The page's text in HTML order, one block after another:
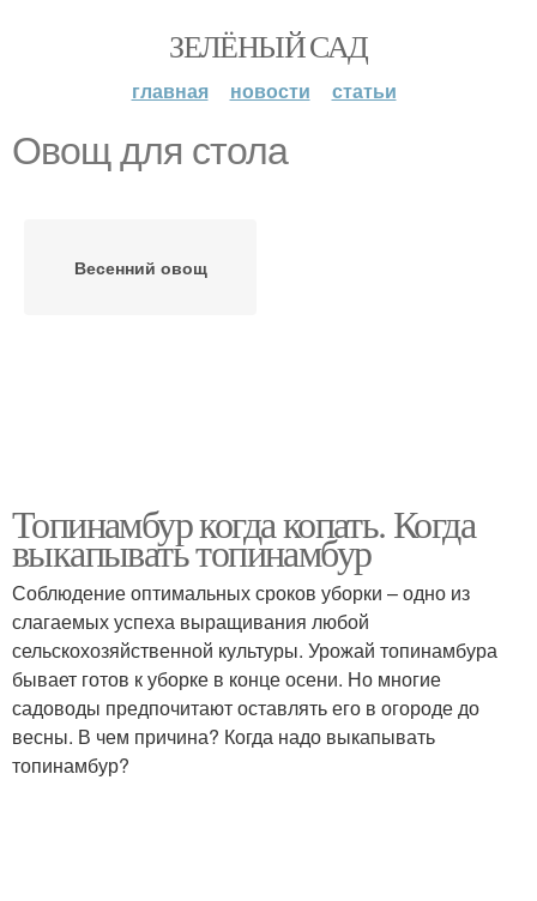
ЗЕЛЁНЫЙ САД
главная новости статьи
Овощ для стола
Весенний овощ
Топинамбур когда копать. Когда
выкапывать топинамбур
Соблюдение оптимальных сроков уборки – одно из
слагаемых успеха выращивания любой
сельскохозяйственной культуры. Урожай топинамбура
бывает готов к уборке в конце осени. Но многие
садоводы предпочитают оставлять его в огороде до
весны. В чем причина? Когда надо выкапывать
топинамбур?